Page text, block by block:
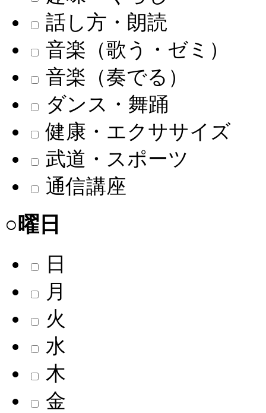
話し方・朗読
音楽（歌う・ゼミ）
音楽（奏でる）
ダンス・舞踊
健康・エクササイズ
武道・スポーツ
通信講座
○曜日
日
月
火
水
木
金